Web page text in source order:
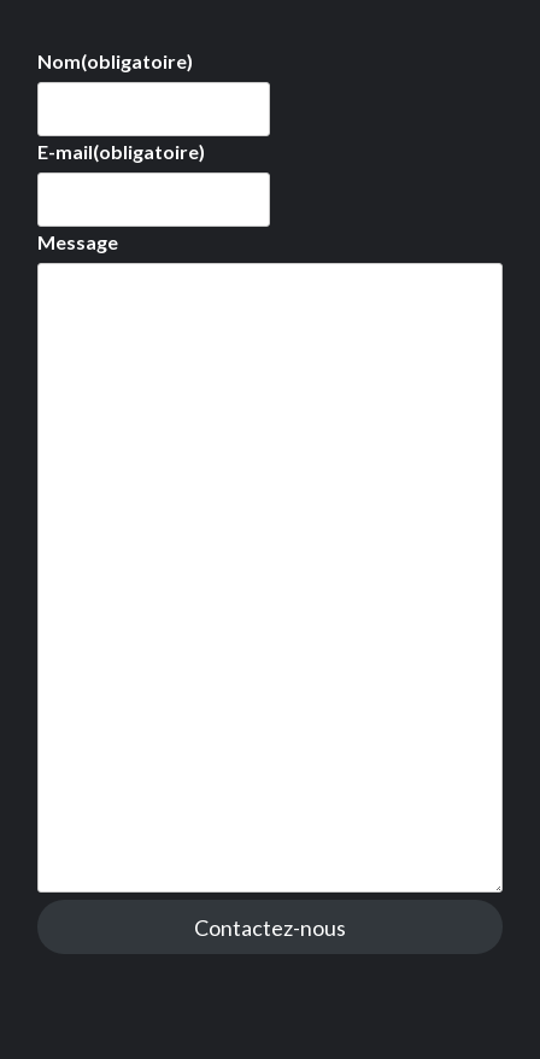
Nom(obligatoire)
E-mail(obligatoire)
Message
Contactez-nous